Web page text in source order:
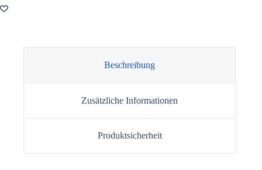
Beschreibung
Zusätzliche Informationen
Produktsicherheit